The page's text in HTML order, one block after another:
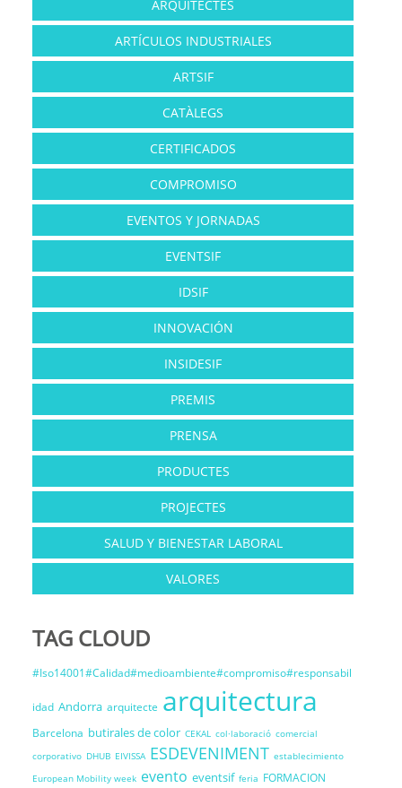
ARQUITECTES
ARTÍCULOS INDUSTRIALES
ARTSIF
CATÀLEGS
CERTIFICADOS
COMPROMISO
EVENTOS Y JORNADAS
EVENTSIF
IDSIF
INNOVACIÓN
INSIDESIF
PREMIS
PRENSA
PRODUCTES
PROJECTES
SALUD Y BIENESTAR LABORAL
VALORES
TAG CLOUD
#Iso14001#Calidad#medioambiente#compromiso#responsabil
idad Andorra arquitecte arquitectura
Barcelona butirales de color CEKAL col·laboració comercial
corporativo DHUB EIVISSA ESDEVENIMENT establecimiento
European Mobility week evento eventsif feria FORMACION